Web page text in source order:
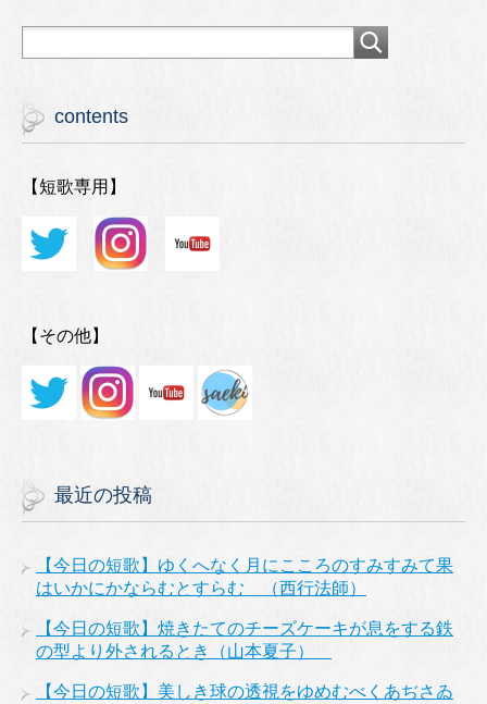
contents
【短歌専用】
【その他】
最近の投稿
【今日の短歌】ゆくへなく月にこころのすみすみて果
はいかにかならむとすらむ （西行法師）
【今日の短歌】焼きたてのチーズケーキが息をする鉄
の型より外されるとき（山本夏子）
【今日の短歌】美しき球の透視をゆめむべくあぢさゐ